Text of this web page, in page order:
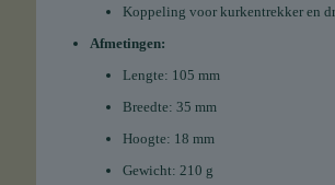
Koppeling voor kurkentrekker en
Afmetingen:
Lengte: 105 mm
Breedte: 35 mm
Hoogte: 18 mm
Gewicht: 210 g